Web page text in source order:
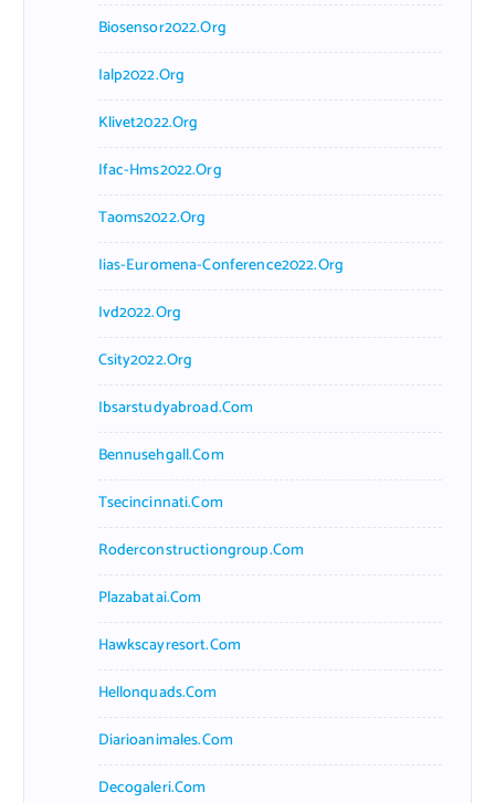
Biosensor2022.org
Ialp2022.org
Klivet2022.org
Ifac-Hms2022.org
Taoms2022.org
Iias-Euromena-Conference2022.org
Ivd2022.org
Csity2022.org
Ibsarstudyabroad.com
Bennusehgall.com
Tsecincinnati.com
Roderconstructiongroup.com
Plazabatai.com
Hawkscayresort.com
Hellonquads.com
Diarioanimales.com
Decogaleri.com